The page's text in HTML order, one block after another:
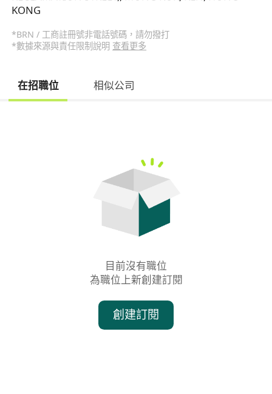
KONG
*BRN / 工商註冊號非電話號碼，請勿撥打
*數據來源與責任限制說明 查看更多
在招職位 相似公司
目前沒有職位
為職位上新創建訂閱
創建訂閱